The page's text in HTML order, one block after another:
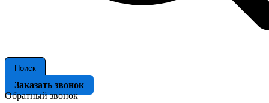
Поиск
Заказать звонок
Обратный звонок